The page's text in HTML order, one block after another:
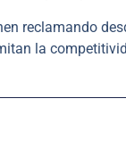
reclamando
la